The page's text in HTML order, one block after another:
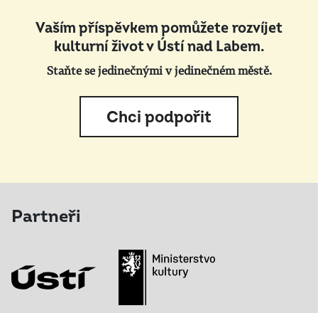
Vaším příspěvkem pomůžete rozvíjet
kulturní život v Ústí nad Labem.
Staňte se jedinečnými v jedinečném městě.
Chci podpořit
Partneři